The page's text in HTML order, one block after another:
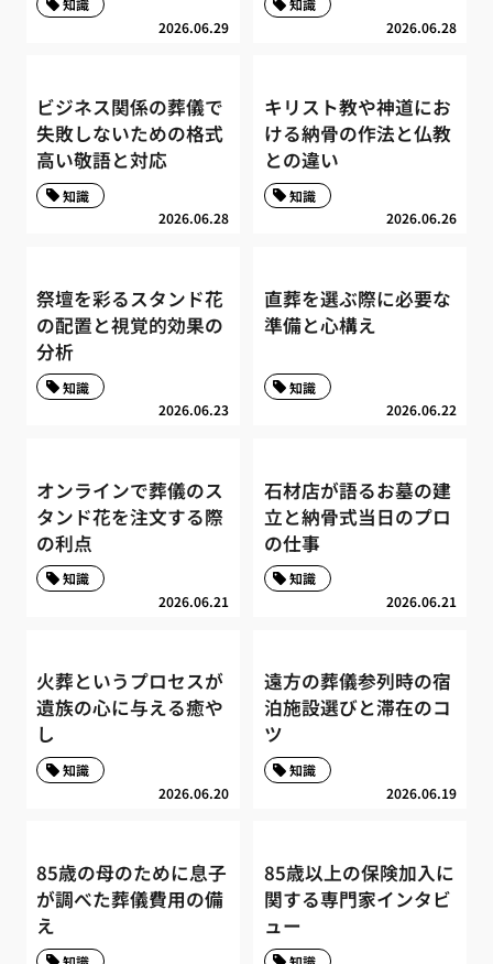
2026.06.29
知識
2026.06.28
知識
ビジネス関係の葬儀で
失敗しないための格式
高い敬語と対応
2026.06.28
知識
キリスト教や神道にお
ける納骨の作法と仏教
との違い
2026.06.26
知識
祭壇を彩るスタンド花
の配置と視覚的効果の
分析
2026.06.23
知識
直葬を選ぶ際に必要な
準備と心構え
2026.06.22
知識
オンラインで葬儀のス
タンド花を注文する際
の利点
2026.06.21
知識
石材店が語るお墓の建
立と納骨式当日のプロ
の仕事
2026.06.21
知識
火葬というプロセスが
遺族の心に与える癒や
し
2026.06.20
知識
遠方の葬儀参列時の宿
泊施設選びと滞在のコ
ツ
2026.06.19
知識
85歳の母のために息子
が調べた葬儀費用の備
え
85歳以上の保険加入に
関する専門家インタビ
ュー